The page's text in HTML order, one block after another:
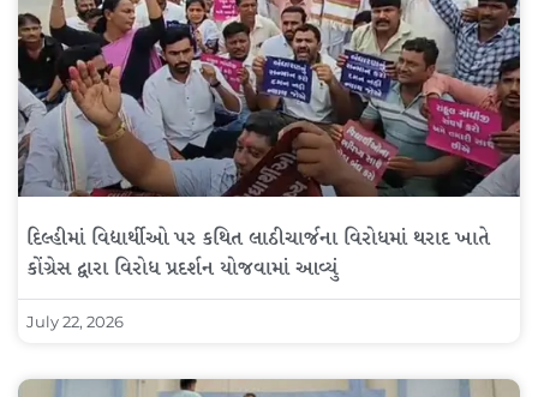
દિલ્હીમાં વિદ્યાર્થીઓ પર કથિત લાઠીચાર્જના વિરોધમાં થરાદ ખાતે
કોંગ્રેસ દ્વારા વિરોધ પ્રદર્શન યોજવામાં આવ્યું
July 22, 2026